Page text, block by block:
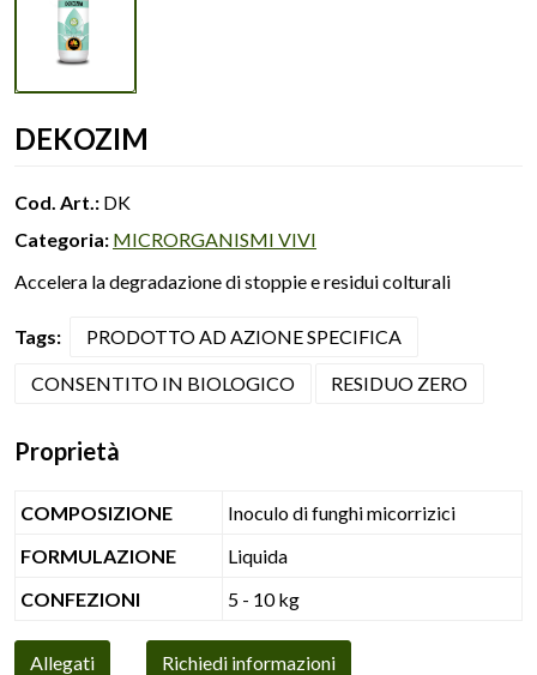
DEKOZIM
Cod. Art.: DK
Categoria: MICRORGANISMI VIVI
Accelera la degradazione di stoppie e residui colturali
Tags: PRODOTTO AD AZIONE SPECIFICA
CONSENTITO IN BIOLOGICO RESIDUO ZERO
Proprietà
COMPOSIZIONE
Inoculo di funghi micorrizici
FORMULAZIONE
Liquida
CONFEZIONI
5 - 10 kg
Allegati Richiedi informazioni